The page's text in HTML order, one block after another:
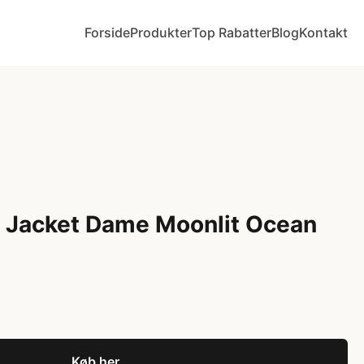
ForsideProdukterTop RabatterBlogKontakt
Dame Moonlit Ocean